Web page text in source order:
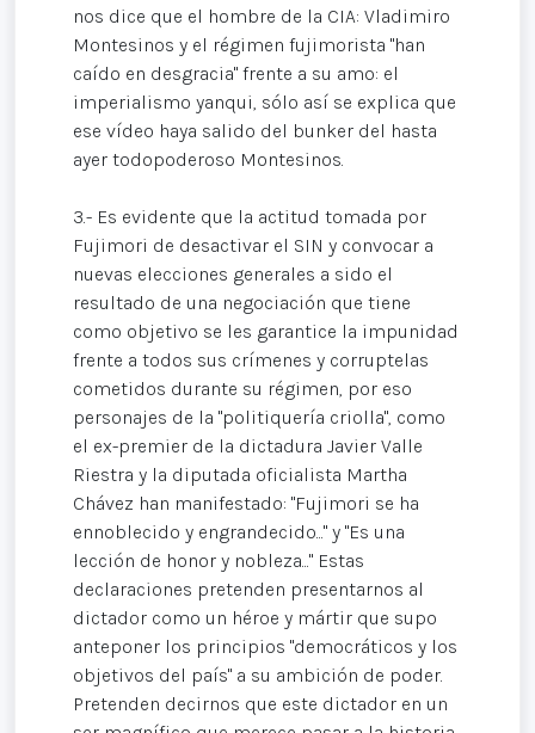
nos dice que el hombre de la CIA: Vladimiro
Montesinos y el régimen fujimorista "han
caído en desgracia" frente a su amo: el
imperialismo yanqui, sólo así se explica que
ese vídeo haya salido del bunker del hasta
ayer todopoderoso Montesinos.
3.- Es evidente que la actitud tomada por
Fujimori de desactivar el SIN y convocar a
nuevas elecciones generales a sido el
resultado de una negociación que tiene
como objetivo se les garantice la impunidad
frente a todos sus crímenes y corruptelas
cometidos durante su régimen, por eso
personajes de la "politiquería criolla", como
el ex-premier de la dictadura Javier Valle
Riestra y la diputada oficialista Martha
Chávez han manifestado: "Fujimori se ha
ennoblecido y engrandecido..." y "Es una
lección de honor y nobleza..." Estas
declaraciones pretenden presentarnos al
dictador como un héroe y mártir que supo
anteponer los principios "democráticos y los
objetivos del país" a su ambición de poder.
Pretenden decirnos que este dictador en un